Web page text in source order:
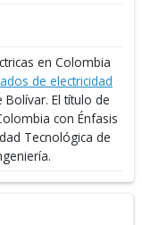
en Colombia
de electricidad
Bolívar. El título de
con Énfasis
Tecnológica de